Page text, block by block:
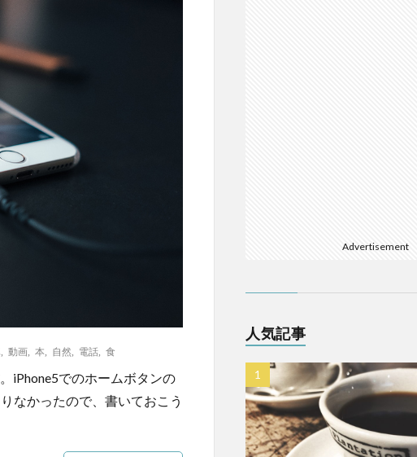
動画 本 自然 電話 食
iPhone5でのホームボタンの
なかったので、書いておこう
Advertisement
人気記事